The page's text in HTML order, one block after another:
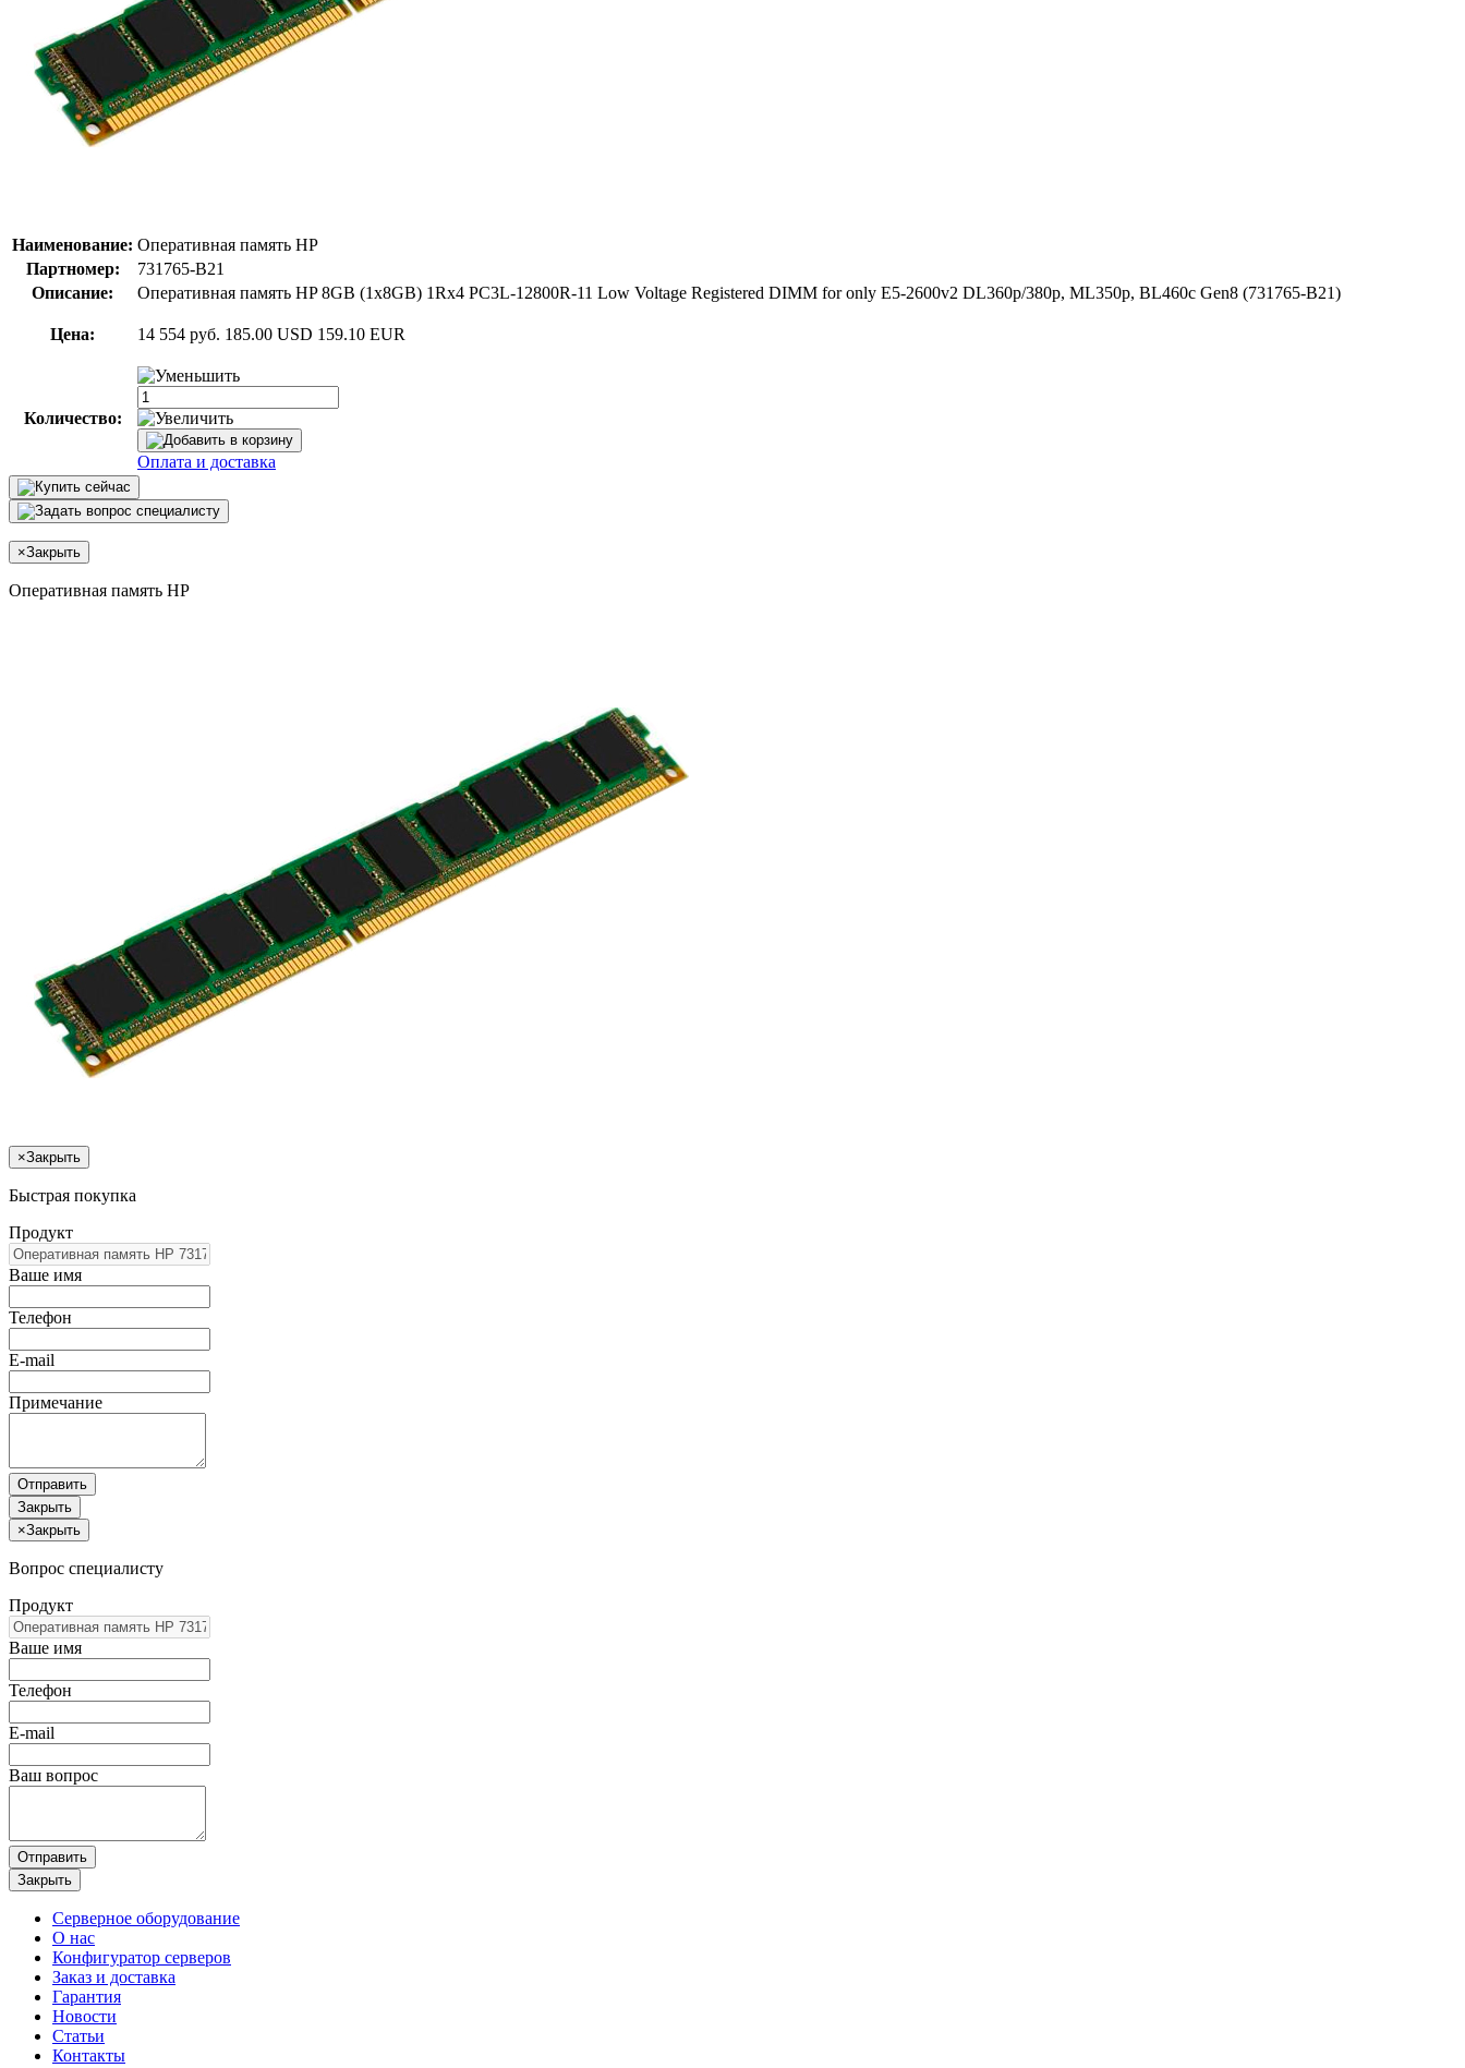
Наименование: Оперативная память HP
Партномер:
731765-B21
Описание:
Оперативная память HP 8GB (1x8GB) 1Rx4 PC3L-12800R-11 Low Voltage Registered DIMM for only E5-2600v2 DL360p/380p, ML350p, BL460c Gen8 (731765-B21)
Цена: 14 554 руб. 185.00 USD 159.10 EUR
Количество:
Оплата и доставка
×Закрыть
Оперативная память HP
×Закрыть
Быстрая покупка
Продукт
Ваше имя
Телефон
E-mail
Примечание
Отправить
Закрыть
×Закрыть
Вопрос специалисту
Продукт
Ваше имя
Телефон
E-mail
Ваш вопрос
Отправить
Закрыть
Серверное оборудование
О нас
Конфигуратор серверов
Заказ и доставка
Гарантия
Новости
Статьи
Контакты